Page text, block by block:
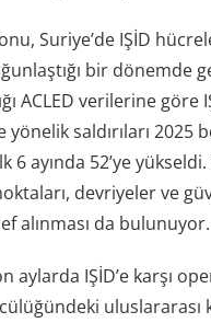
Suriye’de IŞİD
bir dönemde
ACLED verilerine göre
saldırıları 2025
6 ayında 52’ye yükseldi.
devriyeler ve
alınması da bulunuyor.
aylarda IŞİD’e karşı
uluslararası